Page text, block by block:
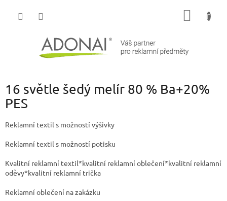
16 světle šedý melír 80 % Ba+20%
PES
Reklamní textil s možností výšivky
Reklamní textil s možností potisku
Kvalitní reklamní textil*kvalitní reklamní oblečení*kvalitní reklamní
oděvy*kvalitní reklamní trička
Reklamní oblečení na zakázku